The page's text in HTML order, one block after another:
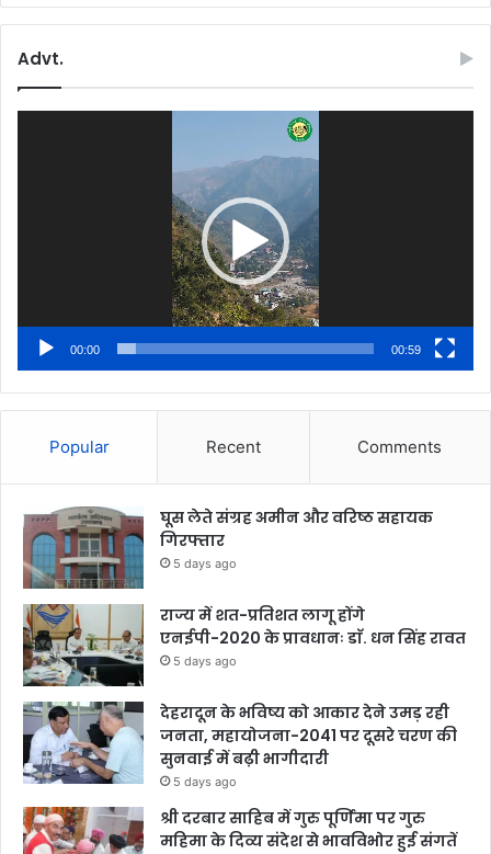
Advt.
00:00 00:59
Popular Recent Comments
घूस लेते संग्रह अमीन और वरिष्ठ सहायक
गिरफ्तार
5 days ago
राज्य में शत-प्रतिशत लागू होंगे
एनईपी-2020 के प्रावधानः डाॅ. धन सिंह रावत
5 days ago
देहरादून के भविष्य को आकार देने उमड़ रही
जनता, महायोजना-2041 पर दूसरे चरण की
सुनवाई में बढ़ी भागीदारी
5 days ago
श्री दरबार साहिब में गुरु पूर्णिमा पर गुरु
महिमा के दिव्य संदेश से भावविभोर हुई संगतें